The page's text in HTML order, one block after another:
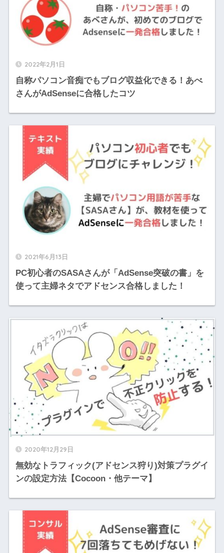
2022年2月1日
自称パソコン音痴でもブログ収益化できる！あべ
さんがAdSenseに合格したコツ
2021年6月13日
PC初心者のSASAさんが「AdSense突破の書」を
使って主婦ネタでアドセンス合格しました！
2020年12月29日
無効なトラフィック(アドセンス狩り)対策プラグイ
ンの設定方法【Cocoon・他テーマ】